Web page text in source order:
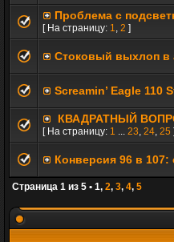
Проблема с
[ На страницу: 1, 2 ]
Стоковый выхлоп в
Screamin’ Eagle 110
КВАДРАТНЫЙ
[ На страницу: 1 ... 23, 24, 25 ]
Конверсия 96 в 107:
Страница 1 из 5 • 1, 2, 3, 4, 5